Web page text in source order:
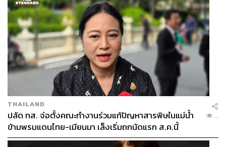
THAILAND
ปลัด ทส. จ่อตั้งคณะทำงานร่วมแก้ปัญหาสารพิษในแม่น้ำ
ข้ามพรมแดนไทย-เมียนมา เล็งเริ่มถกนัดแรก ส.ค.นี้
...